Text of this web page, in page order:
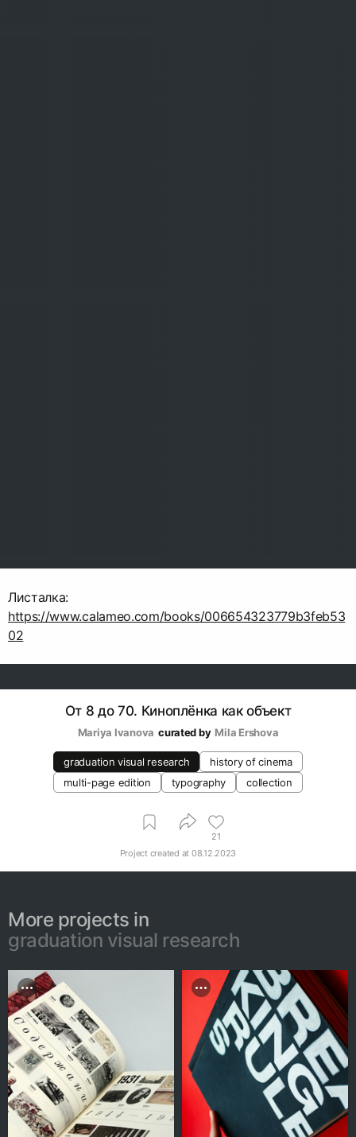
Листалка:
https://www.calameo.com/books/006654323779b3feb53
02
От 8 до 70. Киноплёнка как объект
Mariya Ivanova curated by Mila Ershova
graduation visual research
history of cinema
multi-page edition
typography collection
21
Project created at 08.12.2023
More projects in
graduation visual research